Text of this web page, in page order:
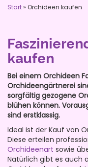
Start» Orchideen kaufen
kaufen
Bei einem Orchideen
Orchideengärtnerei
sorgfältig gezogene
blühen können.
sind erstklassig.
Ideal ist der Kauf von
Diese erteilen
Orchideenart sowie
Natürlich gibt es auch